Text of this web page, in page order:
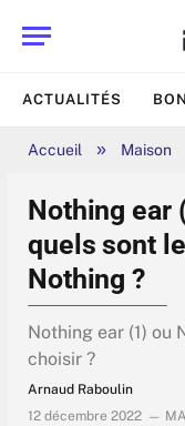
ACTUALITÉS
Accueil » Maison
Nothing ear
quels sont
Nothing ?
Nothing ear (1) ou
choisir ?
Arnaud Raboulin
12 décembre 2022